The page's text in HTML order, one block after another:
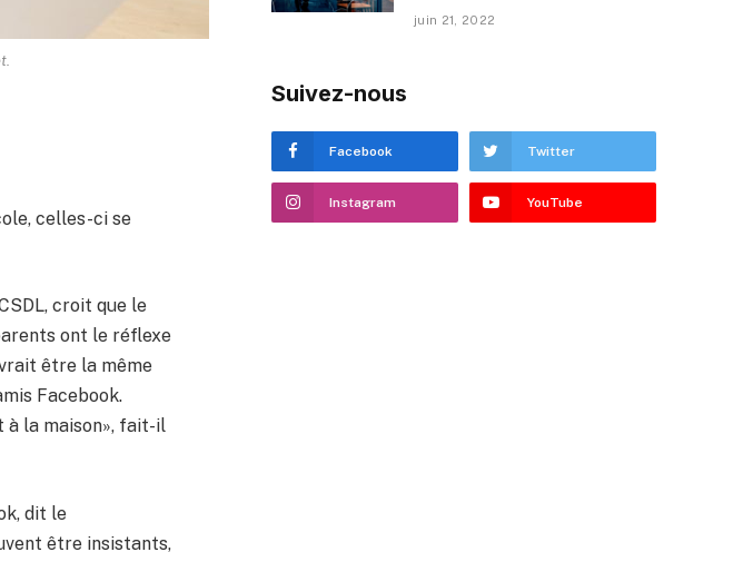
celles-ci se
croit que le
ont le réflexe
être la même
Facebook.
à la maison», fait-il
dit le
être insistants,
juin 21, 2022
Suivez-nous
Facebook Twitter
Instagram YouTube